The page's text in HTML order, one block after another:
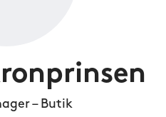
– Butik